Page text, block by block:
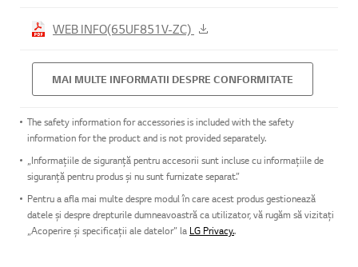
WEB INFO(65UF851V-ZC)
MAI MULTE INFORMATII DESPRE CONFORMITATE
The safety information for accessories is included with the safety
information for the product and is not provided separately.
„Informațiile de siguranță pentru accesorii sunt incluse cu informațiile de
siguranță pentru produs și nu sunt furnizate separat.”
Pentru a afla mai multe despre modul în care acest produs gestionează
datele și despre drepturile dumneavoastră ca utilizator, vă rugăm să vizitați
„Acoperire și specificații ale datelor” la LG Privacy..